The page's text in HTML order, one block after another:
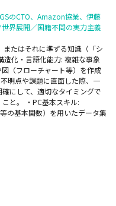
のCTO、Amazon協業、伊藤
界展開／国籍不問の実力主義
またはそれに準ずる知識（「シ
造化・言語化能力: 複雑な事象
（フローチャート等）を作成
明点や課題に直面した際、一
にして、適切なタイミングで
と。 ・PC基本スキル:
の基本関数）を用いたデータ集